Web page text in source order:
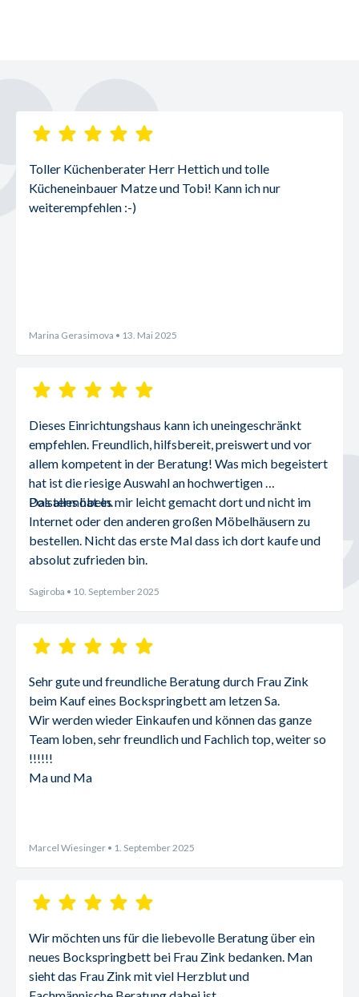
Toller Küchenberater Herr Hettich und tolle
Kücheneinbauer Matze und Tobi! Kann ich nur
weiterempfehlen :-)
Marina Gerasimova • 13. Mai 2025
Dieses Einrichtungshaus kann ich uneingeschränkt
empfehlen. Freundlich, hilfsbereit, preiswert und vor
allem kompetent in der Beratung! Was mich begeistert
hat ist die riesige Auswahl an hochwertigen
Polstermöbeln.
Das alles hat es mir leicht gemacht dort und nicht im
Internet oder den anderen großen Möbelhäusern zu
bestellen. Nicht das erste Mal dass ich dort kaufe und
absolut zufrieden bin.
Sagiroba • 10. September 2025
Sehr gute und freundliche Beratung durch Frau Zink
beim Kauf eines Bockspringbett am letzen Sa.
Wir werden wieder Einkaufen und können das ganze
Team loben, sehr freundlich und Fachlich top, weiter so
!!!!!!
Ma und Ma
Marcel Wiesinger • 1. September 2025
Wir möchten uns für die liebevolle Beratung über ein
neues Bockspringbett bei Frau Zink bedanken. Man
sieht das Frau Zink mit viel Herzblut und